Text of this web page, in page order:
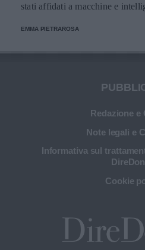
stati affidati a macchine e
EMMA PIETRAROSA
Redazione e
Note legali e
Informativa sul
Cookie